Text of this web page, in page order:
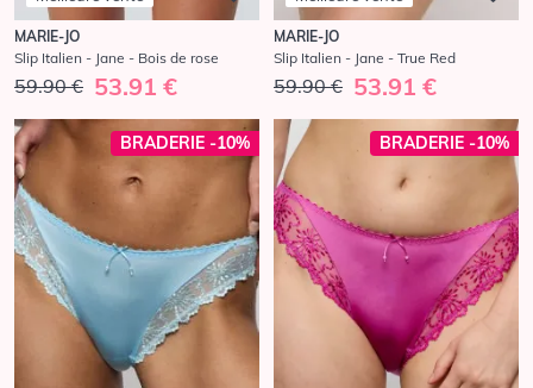
MARIE-JO
Slip Italien - Jane - Bois de rose
59.90 € 53.91 €
MARIE-JO
Slip Italien - Jane - True Red
59.90 € 53.91 €
BRADERIE -10% BRADERIE -10%